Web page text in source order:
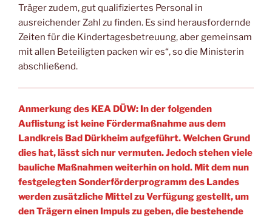
Träger zudem, gut qualifiziertes Personal in
ausreichender Zahl zu finden. Es sind herausfordernde
Zeiten für die Kindertagesbetreuung, aber gemeinsam
mit allen Beteiligten packen wir es“, so die Ministerin
abschließend.
Anmerkung des KEA DÜW: In der folgenden
Auflistung ist keine Fördermaßnahme aus dem
Landkreis Bad Dürkheim aufgeführt. Welchen Grund
dies hat, lässt sich nur vermuten. Jedoch stehen viele
bauliche Maßnahmen weiterhin on hold. Mit dem nun
festgelegten Sonderförderprogramm des Landes
werden zusätzliche Mittel zu Verfügung gestellt, um
den Trägern einen Impuls zu geben, die bestehende